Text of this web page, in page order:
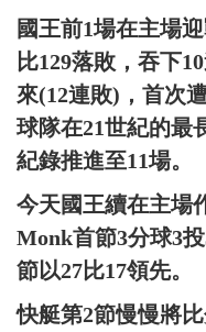
國王前1場在主場
比129落敗，吞下
來(12連敗)，首次
球隊在21世紀的最
紀錄推進至11場。
今天國王續在主場
Monk首節3分球3
節以27比17領先。
快艇第2節慢慢將